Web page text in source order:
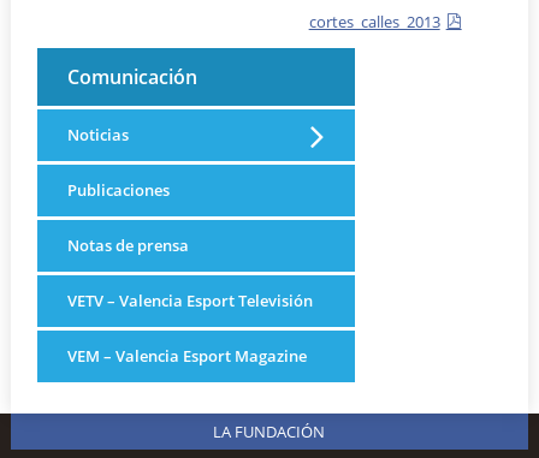
cortes_calles_2013
Comunicación
Noticias
Publicaciones
Notas de prensa
VETV – Valencia Esport Televisión
VEM – Valencia Esport Magazine
LA FUNDACIÓN